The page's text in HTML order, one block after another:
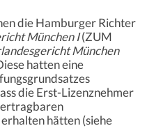
die Hamburger Richter
München I(ZUM
München
hatten eine
die Erst-Lizenznehmer
hätten (siehe